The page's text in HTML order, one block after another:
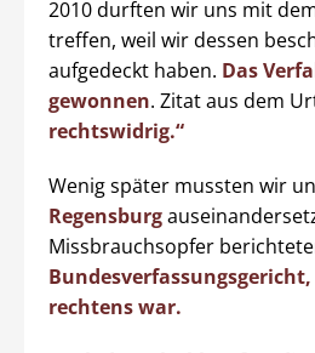
2010 durften wir uns mit
treffen, weil wir dessen
aufgedeckt haben. Das
gewonnen. Zitat aus dem
rechtswidrig.“
Wenig später mussten wir
Regensburg
Missbrauchsopfer
rechtens war.